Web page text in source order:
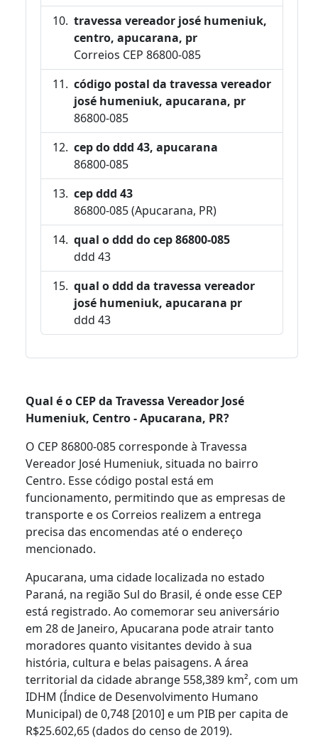
travessa vereador josé humeniuk,
centro, apucarana, pr
Correios CEP 86800-085
código postal da travessa vereador
josé humeniuk, apucarana, pr
86800-085
cep do ddd 43, apucarana
86800-085
cep ddd 43
86800-085 (Apucarana, PR)
qual o ddd do cep 86800-085
ddd 43
qual o ddd da travessa vereador
josé humeniuk, apucarana pr
ddd 43
Qual é o CEP da Travessa Vereador José
Humeniuk, Centro - Apucarana, PR?
O CEP 86800-085 corresponde à Travessa
Vereador José Humeniuk, situada no bairro
Centro. Esse código postal está em
funcionamento, permitindo que as empresas de
transporte e os Correios realizem a entrega
precisa das encomendas até o endereço
mencionado.
Apucarana, uma cidade localizada no estado
Paraná, na região Sul do Brasil, é onde esse CEP
está registrado. Ao comemorar seu aniversário
em 28 de Janeiro, Apucarana pode atrair tanto
moradores quanto visitantes devido à sua
história, cultura e belas paisagens. A área
territorial da cidade abrange 558,389 km², com um
IDHM (Índice de Desenvolvimento Humano
Municipal) de 0,748 [2010] e um PIB per capita de
R$25.602,65 (dados do censo de 2019).